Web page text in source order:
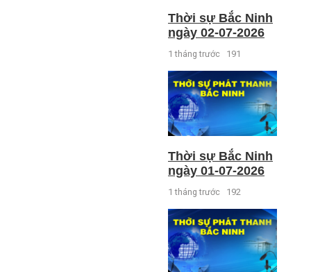
Thời sự Bắc Ninh
ngày 02-07-2026
1 tháng trước 191
Thời sự Bắc Ninh
ngày 01-07-2026
1 tháng trước 192